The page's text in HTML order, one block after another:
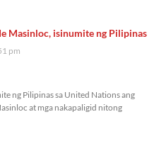
Masinloc, isinumite ng Pilipinas
pm
ng Pilipinas sa United Nations ang
at mga nakapaligid nitong